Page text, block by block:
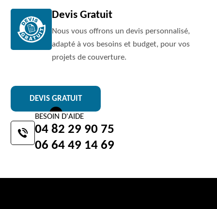
Devis Gratuit
Nous vous offrons un devis personnalisé,
adapté à vos besoins et budget, pour vos
projets de couverture.
DEVIS GRATUIT
BESOIN D'AIDE
04 82 29 90 75
06 64 49 14 69